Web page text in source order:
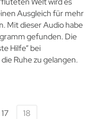
Ausgleich für mehr
Mit dieser Audio habe
gefunden. Die
Hilfe” bei
Ruhe zu gelangen.
17 18